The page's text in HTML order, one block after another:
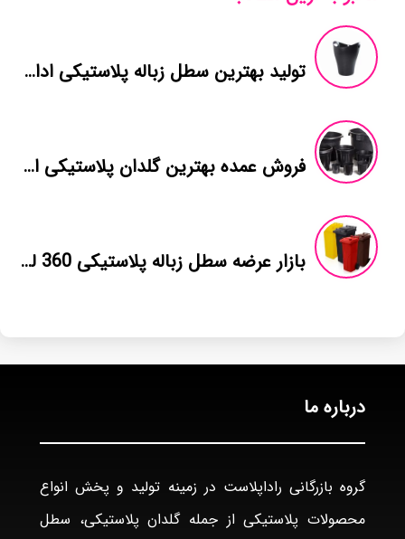
تولید بهترین سطل زباله پلاستیکی اداری
فروش عمده بهترین گلدان پلاستیکی ارزان قیمت
بازار عرضه سطل زباله پلاستیکی 360 لیتری
درباره ما
گروه بازرگانی راداپلاست در زمینه تولید و پخش انواع
محصولات پلاستیکی از جمله گلدان پلاستیکی، سطل